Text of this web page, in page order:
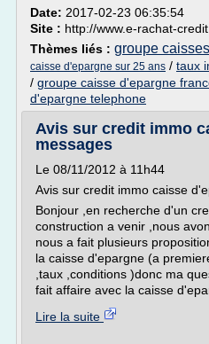
Date: 2017-02-23 06:35:54
Site : http://www.e-rachat-
Thèmes liés : groupe
caisse d'epargne sur 25 ans / taux
/ groupe caisse d'epargne
d'epargne telephone
Avis sur credit immo
messages
Le 08/11/2012 à 11h44
Avis sur credit immo caisse
Bonjour ,en recherche d'un
construction a venir ,nous
nous a fait plusieurs
la caisse d'epargne (a
,taux ,conditions )donc ma
fait affaire avec la caisse
Lire la suite